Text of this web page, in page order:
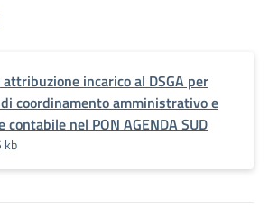
attribuzione incarico al DSGA per
coordinamento amministrativo e
contabile nel PON AGENDA SUD
kb